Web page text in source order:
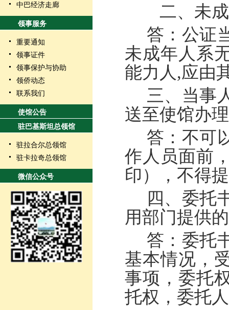
中巴经济走廊
领事服务
重要通知
领事证件
领事保护与协助
领侨动态
联系我们
使馆公告
驻巴基斯坦总领馆
驻拉合尔总领馆
驻卡拉奇总领馆
微信公众号
二、未
答：公证
未成年人系
能力人 ,应由
三、 当事
送至使馆办
答：不可
作人员面前
印），不得
四 、 委托
用部门提供
答：委托
基本情况，
事项，委托
托权，委托